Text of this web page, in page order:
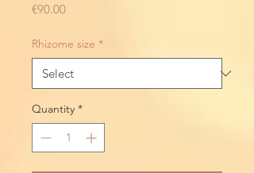
€90.00Price
Rhizome size *
Quantity *